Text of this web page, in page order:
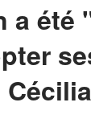
a été
Cécilia